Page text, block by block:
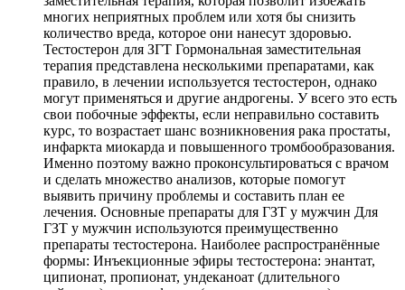
многих неприятных проблем или хотя бы снизить
количество вреда, которое они нанесут здоровью.
Тестостерон для ЗГТ Гормональная заместительная
терапия представлена несколькими препаратами, как
правило, в лечении используется тестостерон, однако
могут применяться и другие андрогены. У всего это есть
свои побочные эффекты, если неправильно составить
курс, то возрастает шанс возникновения рака простаты,
инфаркта миокарда и повышенного тромбообразования.
Именно поэтому важно проконсультироваться с врачом
и сделать множество анализов, которые помогут
выявить причину проблемы и составить план ее
лечения. Основные препараты для ГЗТ у мужчин Для
ГЗТ у мужчин используются преимущественно
препараты тестостерона. Наиболее распространённые
формы: Инъекционные эфиры тестостерона: энантат,
ципионат, пропионат, ундеканоат (длительного